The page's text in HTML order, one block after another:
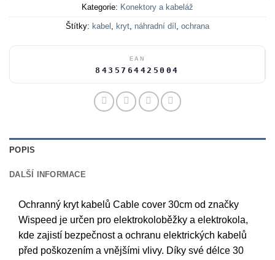
Kategorie: Konektory a kabeláž
Štítky: kabel , kryt, náhradní díl , ochrana
EAN
8435764425004
POPIS
DALŠÍ INFORMACE
Ochranný kryt kabelů Cable cover 30cm od značky
Wispeed je určen pro elektrokoloběžky a elektrokola,
kde zajistí bezpečnost a ochranu elektrických kabelů
před poškozením a vnějšími vlivy. Díky své délce 30